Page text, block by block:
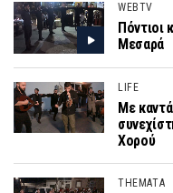
WEBTV
Πόντιοι
Μεσαρά
LIFE
Με
Χορού
THEMATA